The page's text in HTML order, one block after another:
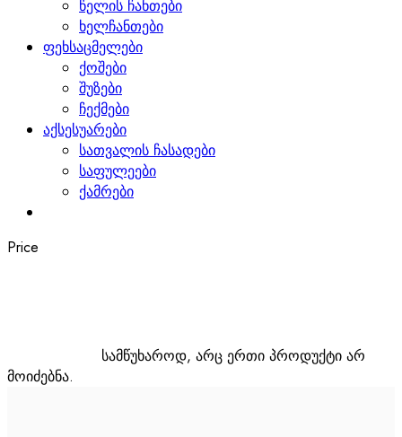
წელის ჩანთები
ხელჩანთები
ფეხსაცმელები
ქოშები
შუზები
ჩექმები
აქსესუარები
სათვალის ჩასადები
საფულეები
ქამრები
Price
სამწუხაროდ, არც ერთი პროდუქტი არ
მოიძებნა.